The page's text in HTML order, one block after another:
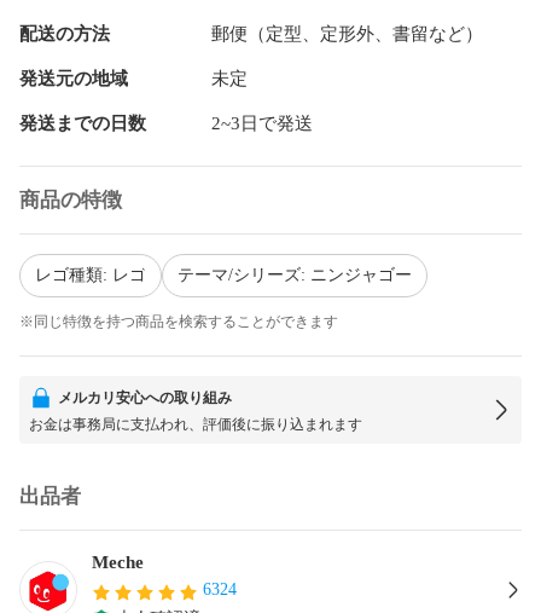
配送の方法 郵便（定型、定形外、書留など）
発送元の地域 未定
発送までの日数 2~3日で発送
商品の特徴
レゴ種類: レゴ テーマ/シリーズ: ニンジャゴー
※同じ特徴を持つ商品を検索することができます
メルカリ安心への取り組み
お金は事務局に支払われ、評価後に振り込まれます
出品者
Meche
6324